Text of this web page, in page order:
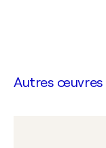
Autres œuvres